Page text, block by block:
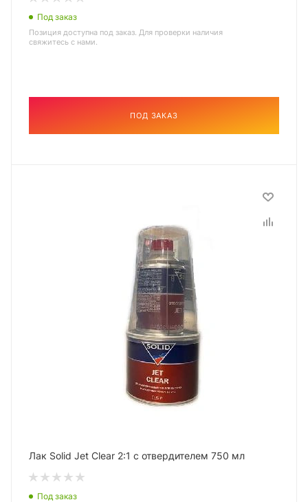
Под заказ
Позиция доступна под заказ. Для проверки наличия
свяжитесь с нами.
ПОД ЗАКАЗ
Лак Solid Jet Clear 2:1 с отвердителем 750 мл
Под заказ